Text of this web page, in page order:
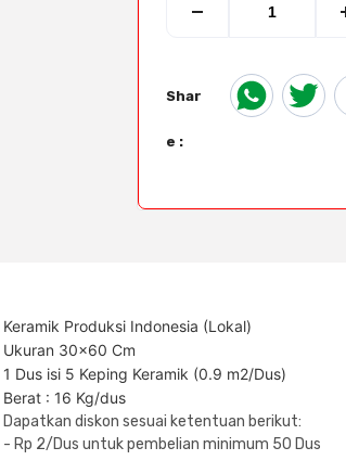
Shar
e :
Keramik Produksi Indonesia (Lokal)
Ukuran 30x60 Cm
1 Dus isi 5 Keping Keramik (0.9 m2/Dus)
Berat : 16 Kg/dus
Dapatkan diskon sesuai ketentuan berikut:
- Rp 2/Dus untuk pembelian minimum 50 Dus